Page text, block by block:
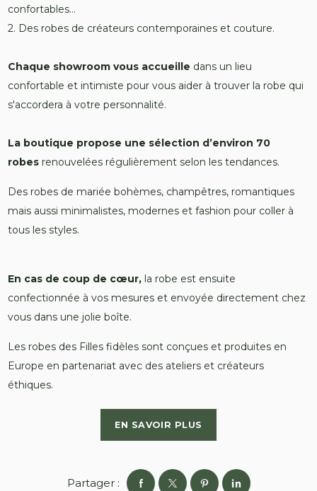
confortables…
2. Des robes de créateurs contemporaines et couture.
Chaque showroom vous accueille dans un lieu
confortable et intimiste pour vous aider à trouver la robe qui
s'accordera à votre personnalité.
La boutique propose une sélection d’environ 70
robes renouvelées régulièrement selon les tendances.
Des robes de mariée bohèmes, champêtres, romantiques
mais aussi minimalistes, modernes et fashion pour coller à
tous les styles.
En cas de coup de cœur, la robe est ensuite
confectionnée à vos mesures et envoyée directement chez
vous dans une jolie boîte.
Les robes des Filles fidèles sont conçues et produites en
Europe en partenariat avec des ateliers et créateurs
éthiques.
EN SAVOIR PLUS
Partager :